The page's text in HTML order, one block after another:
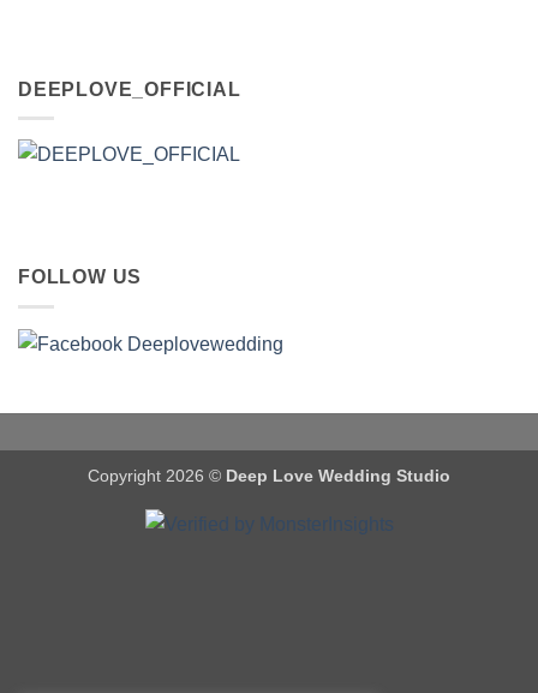
DEEPLOVE_OFFICIAL
FOLLOW US
Copyright 2026 © Deep Love Wedding Studio